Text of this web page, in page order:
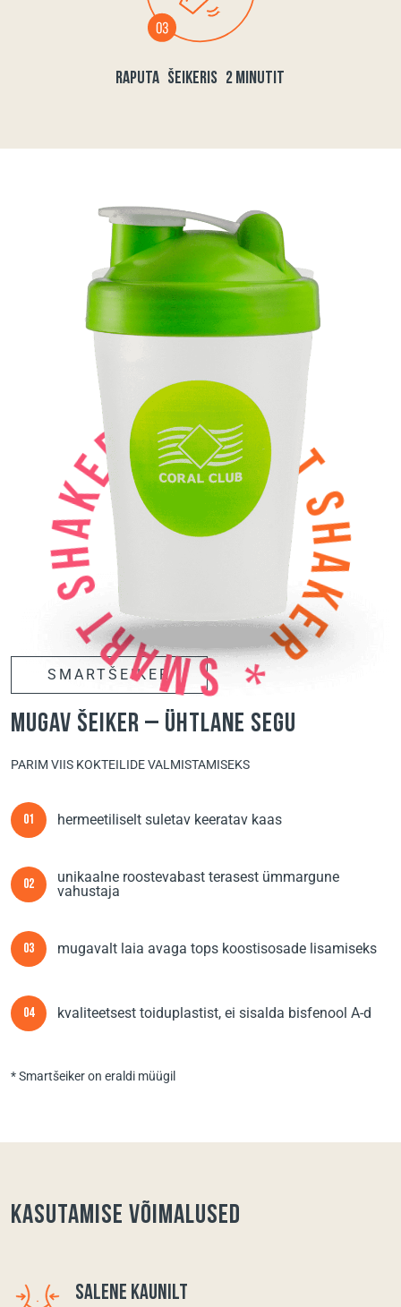
RAPUTA ŠEIKERIS 2 MINUTIT
SMARTŠEIKER
Mugav šeiker – ühtlane segu
PARIM VIIS KOKTEILIDE VALMISTAMISEKS
01 hermeetiliselt suletav keeratav kaas
02
unikaalne roostevabast terasest ümmargune
vahustaja
03 mugavalt laia avaga tops koostisosade lisamiseks
04 kvaliteetsest toiduplastist, ei sisalda bisfenool A-d
* Smartšeiker on eraldi müügil
Kasutamise võimalused
SALENE KAUNILT